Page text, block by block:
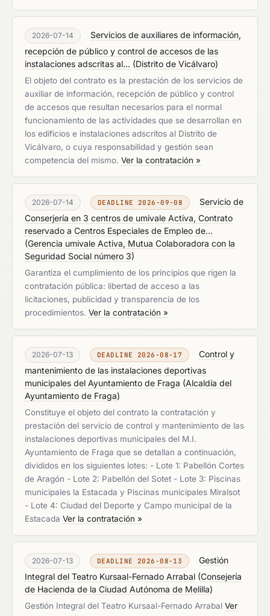
2026-07-14
Servicios de auxiliares de información,
recepción de público y control de accesos de las
instalaciones adscritas al... (Distrito de Vicálvaro)
El objeto del contrato es la prestación de los servicios de
auxiliar de información, recepción de público y control
de accesos que resultan necesarios para el normal
funcionamiento de las actividades que se desarrollan en
los edificios e instalaciones adscritos al Distrito de
Vicálvaro, o cuya responsabilidad y gestión sean
competencia del mismo. Ver la contratación »
2026-07-14 DEADLINE 2026-09-08
Servicio de
Conserjería en 3 centros de umivale Activa, Contrato
reservado a Centros Especiales de Empleo de...
(Gerencia umivale Activa, Mutua Colaboradora con la
Seguridad Social número 3)
Garantiza el cumplimiento de los principios que rigen la
contratación pública: libertad de acceso a las
licitaciones, publicidad y transparencia de los
procedimientos. Ver la contratación »
2026-07-13 DEADLINE 2026-08-17
Control y
mantenimiento de las instalaciones deportivas
municipales del Ayuntamiento de Fraga (Alcaldía del
Ayuntamiento de Fraga)
Constituye el objeto del contrato la contratación y
prestación del servicio de control y mantenimiento de las
instalaciones deportivas municipales del M.I.
Ayuntamiento de Fraga que se detallan a continuación,
divididos en los siguientes lotes: - Lote 1: Pabellón Cortes
de Aragón - Lote 2: Pabellón del Sotet - Lote 3: Piscinas
municipales la Estacada y Piscinas municipales Miralsot
- Lote 4: Ciudad del Deporte y Campo municipal de la
Estacada Ver la contratación »
2026-07-13 DEADLINE 2026-08-13
Gestión
Integral del Teatro Kursaal-Fernado Arrabal (Consejería
de Hacienda de la Ciudad Autónoma de Melilla)
Gestión Integral del Teatro Kursaal-Fernado Arrabal Ver